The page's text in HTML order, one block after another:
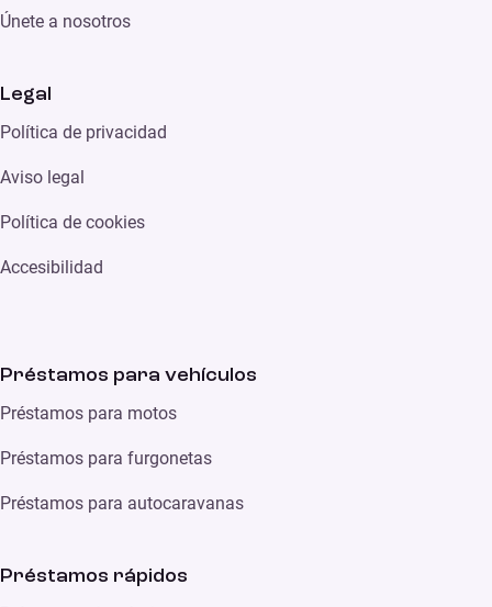
Únete a nosotros
Legal
Política de privacidad
Aviso legal
Política de cookies
Accesibilidad
Préstamos para vehículos
Préstamos para motos
Préstamos para furgonetas
Préstamos para autocaravanas
Préstamos rápidos